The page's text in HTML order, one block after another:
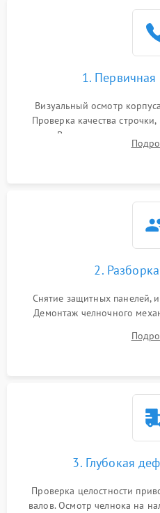
1. Первичная
Визуальный осмотр
Проверка качества
педали. Выявление
обрывов нити или
2.
Снятие защитных панелей,
Демонтаж челночного
внутренних узлов от
остатков старой смазки и
3. Глубокая
Проверка целостности
валов. Осмотр челнока на